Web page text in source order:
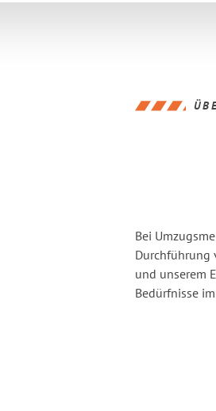
Bei
Durchführung
und unserem
Bedürfnisse